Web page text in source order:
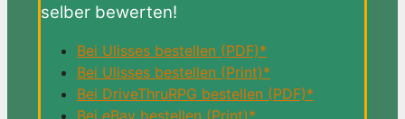
selber bewerten!
Bei Ulisses bestellen (PDF)*
Bei Ulisses bestellen (Print)*
Bei DriveThruRPG bestellen (PDF)*
Bei eBay bestellen (Print)*